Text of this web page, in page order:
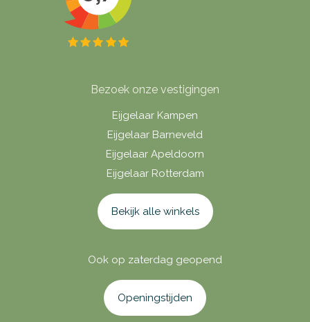
Bezoek onze vestigingen
Eijgelaar Kampen
Eijgelaar Barneveld
Eijgelaar Apeldoorn
Eijgelaar Rotterdam
Bekijk alle winkels
Ook op zaterdag geopend
Openingstijden